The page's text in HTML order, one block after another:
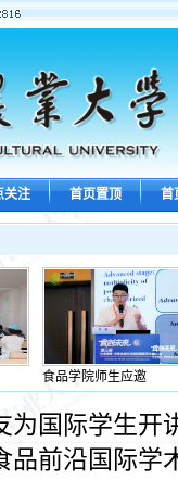
关注 首页置顶 首
食品学院师生应邀
为国际学生开
品前沿国际学